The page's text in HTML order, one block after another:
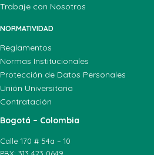
Trabaje con Nosotros
NORMATIVIDAD
Reglamentos
Normas Institucionales
Protección de Datos Personales
Unión Universitaria
Contratación
Bogotá – Colombia
Calle 170 # 54a – 10